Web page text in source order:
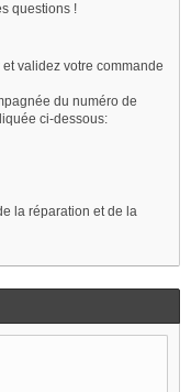
questions !
validez votre commande
du numéro de
ci-dessous:
la réparation et de la